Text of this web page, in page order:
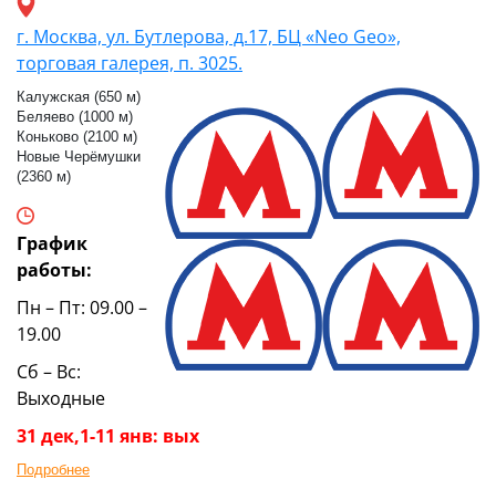
г. Москва, ул. Бутлерова, д.17, БЦ «Neo Geo»,
торговая галерея, п. 3025.
Калужская (650 м)
Беляево (1000 м)
Коньково (2100 м)
Новые Черёмушки
(2360 м)
График
работы:
Пн – Пт: 09.00 –
19.00
Сб – Вс:
Выходные
31 дек,1-11 янв: вых
Подробнее